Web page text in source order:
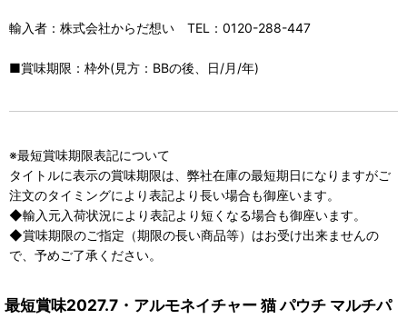
輸入者：株式会社からだ想い TEL：0120-288-447
■賞味期限：枠外(見方：BBの後、日/月/年)
※最短賞味期限表記について
タイトルに表示の賞味期限は、弊社在庫の最短期日になりますがご
注文のタイミングにより表記より長い場合も御座います。
◆輸入元入荷状況により表記より短くなる場合も御座います。
◆賞味期限のご指定（期限の長い商品等）はお受け出来ませんの
で、予めご了承ください。
最短賞味2027.7・アルモネイチャー 猫 パウチ マルチパ